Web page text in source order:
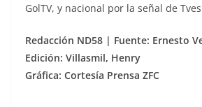
GolTV, y nacional por la señal de
Redacción ND58 | Fuente: Ernesto
Edición: Villasmil, Henry
Gráfica: Cortesía Prensa ZFC